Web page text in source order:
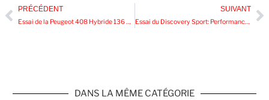
PRÉCÉDENT
Essai de la Peugeot 408 Hybride 136 CV: Un Nouveau Souffle pour la Gamme Auto
SUIVANT
Essai du Discovery Sport: Performance et Confort à l’Épreuve
DANS LA MÊME CATÉGORIE